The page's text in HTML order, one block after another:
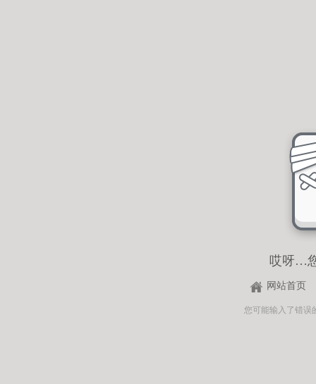
哎呀…
网站首页
您可能输入了错误